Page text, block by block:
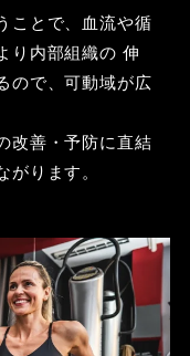
ことで、血流や循
り内部組織の 伸
ので、可動域が広
改善・予防に直結
がります。